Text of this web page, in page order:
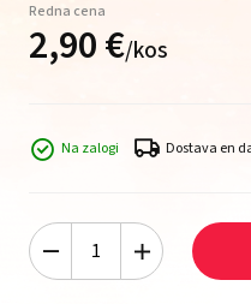
Redna cena
2,90€/kos
Na zalogi Dostava en